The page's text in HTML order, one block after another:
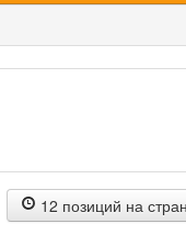
12 позиций на